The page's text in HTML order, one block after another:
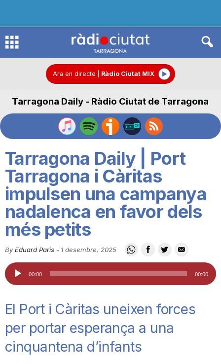
R
d
C
u
a
Ara en directe Ràdio Ciutat MIX
Tarragona Daily - Ràdio Ciutat de Tarragona
Tarragona Daily | Port
Tarragona i Càritas
impulsen una campanya
nadalenca en favor dels
més petits
By Eduard París - 1 desembre, 2025
Reproductor
d'àudio
00:00 00:00
El Port i Càritas uneixen forces
per portar esperança a una
cinquantena d’infants